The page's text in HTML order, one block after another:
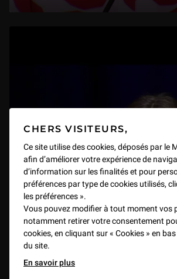
CHERS VISITEURS,
Ce site utilise des cookies, déposés par le
afin d’améliorer votre expérience de
d’information sur les finalités et pour
préférences par type de cookies utilisés,
les préférences ».
Vous pouvez modifier à tout moment vos
notamment retirer votre consentement
cookies, en cliquant sur « Cookies » en
du site.
En savoir plus
(3/16) Recherches sur les